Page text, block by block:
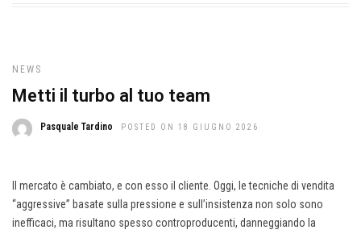
NEWS
Metti il turbo al tuo team
Pasquale Tardino POSTED ON 18 GIUGNO 2026
Il mercato è cambiato, e con esso il cliente. Oggi, le tecniche di vendita
“aggressive” basate sulla pressione e sull’insistenza non solo sono
inefficaci, ma risultano spesso controproducenti, danneggiando la